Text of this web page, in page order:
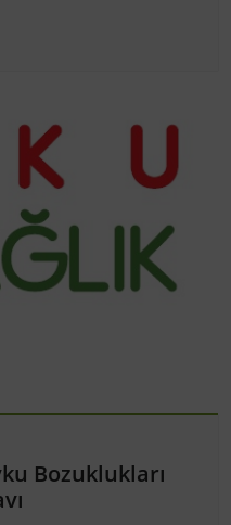
Bozuklukları